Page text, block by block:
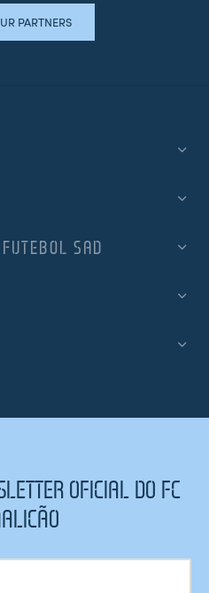
PARTNERS
SAD
OFICIAL DO FC